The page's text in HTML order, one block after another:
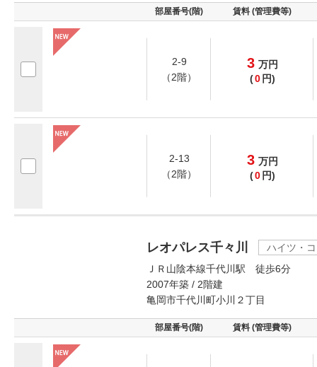
部屋番号(階) 賃料 (管理費等)
2-9
（2階）
3 万円
(0 円)
2-13
（2階）
3 万円
(0 円)
レオパレス千々川
ハイツ・
ＪＲ山陰本線千代川駅 徒歩6分
2007年築 / 2階建
亀岡市千代川町小川２丁目
部屋番号(階) 賃料 (管理費等)